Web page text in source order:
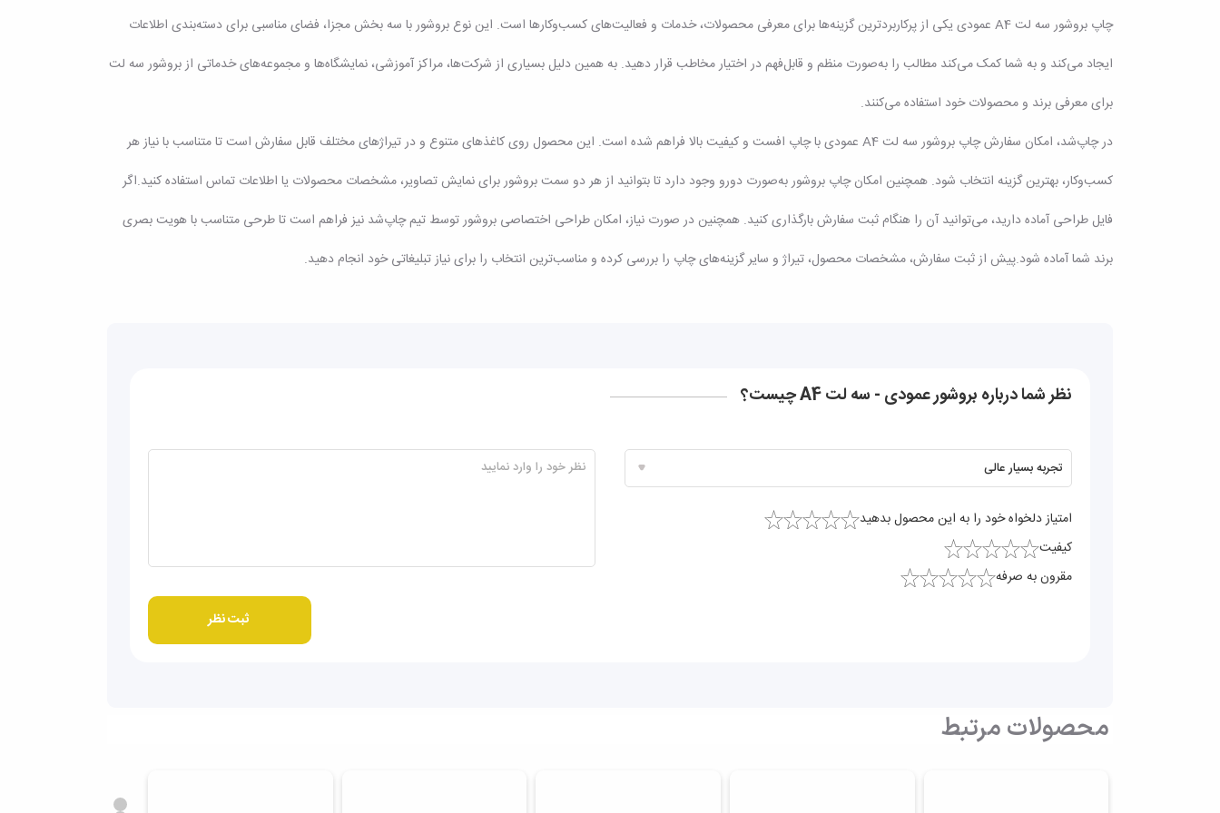
چاپ بروشور سه لت A4 عمودی یکی از پرکاربردترین گزینه‌ها برای معرفی محصولات، خدمات و فعالیت‌های کسب‌وکارها است. این نوع بروشور با سه بخش مجزا، فضای مناسبی برای دسته‌بندی اطلاعات
ایجاد می‌کند و به شما کمک می‌کند مطالب را به‌صورت منظم و قابل‌فهم در اختیار مخاطب قرار دهید. به همین دلیل بسیاری از شرکت‌ها، مراکز آموزشی، نمایشگاه‌ها و مجموعه‌های خدماتی از بروشور سه لت
برای معرفی برند و محصولات خود استفاده می‌کنند.
در چاپ‌شد، امکان سفارش چاپ بروشور سه لت A4 عمودی با چاپ افست و کیفیت بالا فراهم شده است. این محصول روی کاغذهای متنوع و در تیراژهای مختلف قابل سفارش است تا متناسب با نیاز هر
کسب‌وکار، بهترین گزینه انتخاب شود. همچنین امکان چاپ بروشور به‌صورت دورو وجود دارد تا بتوانید از هر دو سمت بروشور برای نمایش تصاویر، مشخصات محصولات یا اطلاعات تماس استفاده کنید.اگر
فایل طراحی آماده دارید، می‌توانید آن را هنگام ثبت سفارش بارگذاری کنید. همچنین در صورت نیاز، امکان طراحی اختصاصی بروشور توسط تیم چاپ‌شد نیز فراهم است تا طرحی متناسب با هویت بصری
برند شما آماده شود.پیش از ثبت سفارش، مشخصات محصول، تیراژ و سایر گزینه‌های چاپ را بررسی کرده و مناسب‌ترین انتخاب را برای نیاز تبلیغاتی خود انجام دهید.
نظر شما درباره بروشور عمودی - سه لت A4 چیست؟
امتیاز دلخواه خود را به این محصول بدهید
کیفیت
مقرون به صرفه
محصولات مرتبط